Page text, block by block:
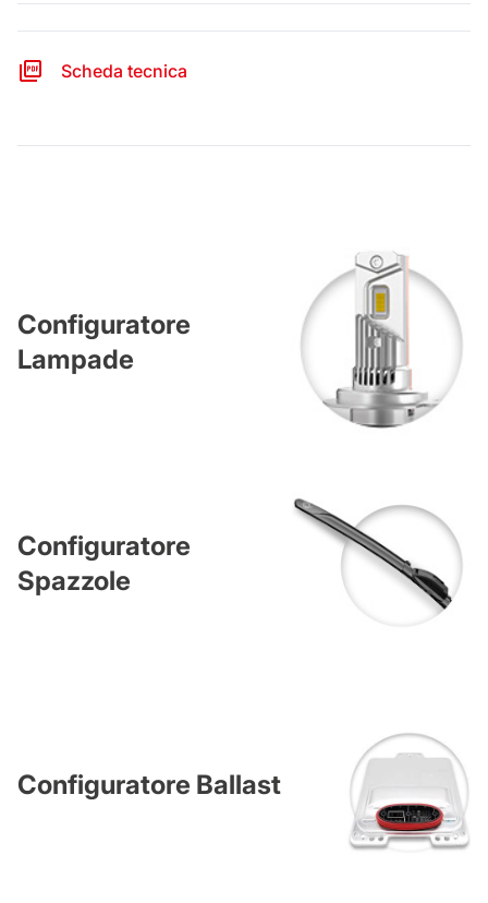
Scheda tecnica
Configuratore
Lampade
Configuratore
Spazzole
Configuratore Ballast